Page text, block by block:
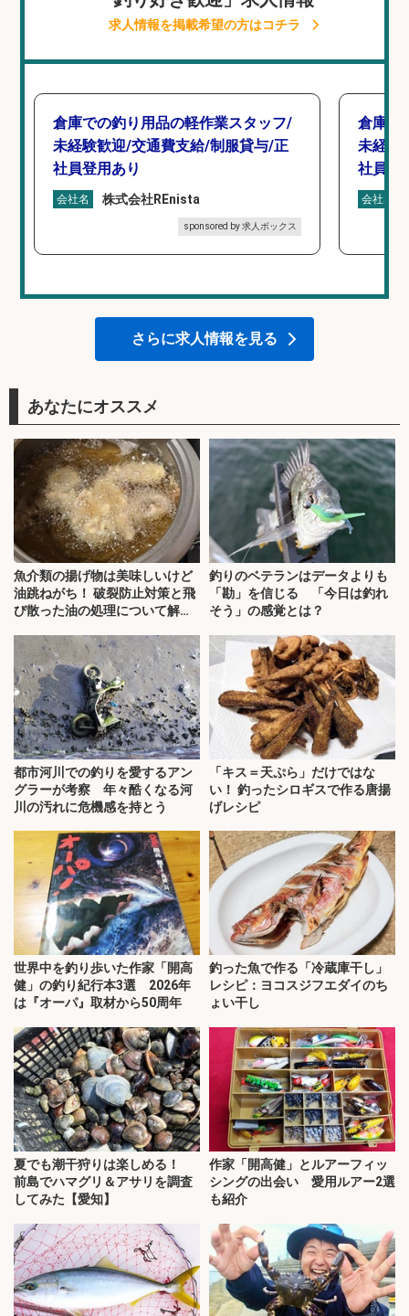
求人情報を掲載希望の方はコチラ
倉庫での釣り用品の軽作業スタッフ/
未経験歓迎/交通費支給/制服貸与/正
社員登用あり
会社名 株式会社REnista
sponsored by 求人ボックス
倉庫で
未経験
社員登
会社名
さらに求人情報を見る
あなたにオススメ
魚介類の揚げ物は美味しいけど
油跳ねがち！ 破裂防止対策と飛
び散った油の処理について解
釣りのベテランはデータよりも
「勘」を信じる 「今日は釣れ
そう」の感覚とは？
都市河川での釣りを愛するアン
グラーが考察 年々酷くなる河
川の汚れに危機感を持とう
「キス＝天ぷら」だけではな
い！ 釣ったシロギスで作る唐揚
げレシピ
世界中を釣り歩いた作家「開高
健」の釣り紀行本3選 2026年
は『オーパ』取材から50周年
釣った魚で作る「冷蔵庫干し」
レシピ：ヨコスジフエダイのち
ょい干し
夏でも潮干狩りは楽しめる！
前島でハマグリ＆アサリを調査
してみた【愛知】
作家「開高健」とルアーフィッ
シングの出会い 愛用ルアー2選
も紹介